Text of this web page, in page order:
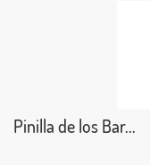
Pinilla de los Bar...